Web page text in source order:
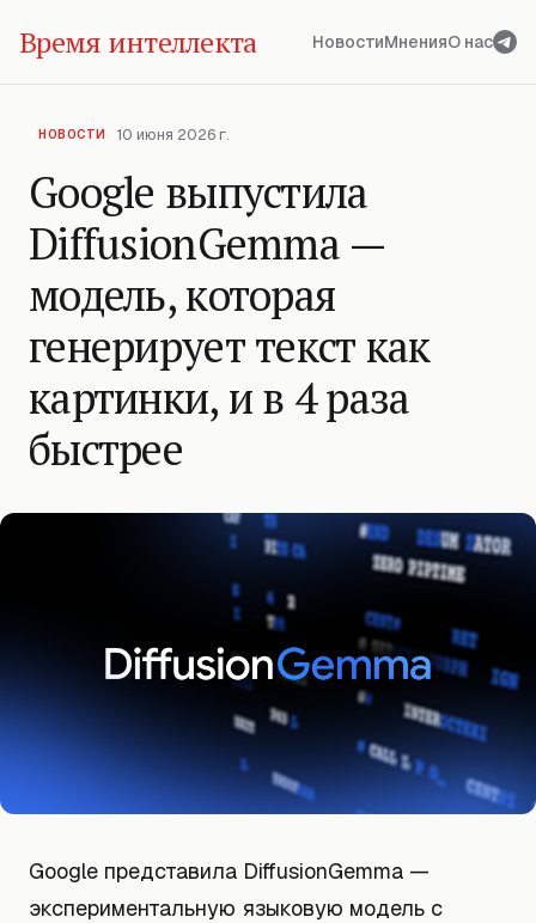
Время интеллекта НовостиМненияО нас
НОВОСТИ 10 июня 2026 г.
Google выпустила
DiffusionGemma —
модель, которая
генерирует текст как
картинки, и в 4 раза
быстрее
Google представила DiffusionGemma —
экспериментальную языковую модель с